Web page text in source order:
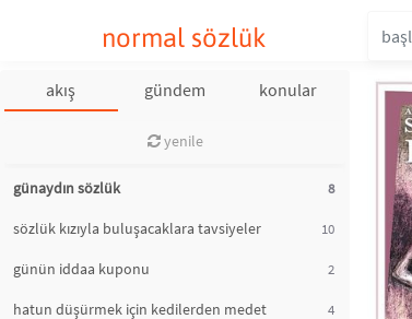
normal sözlük
akış gündem konular
yenile
günaydın sözlük 8
sözlük kızıyla buluşacaklara tavsiyeler 10
günün iddaa kuponu 2
hatun düşürmek için kedilerden medet
4